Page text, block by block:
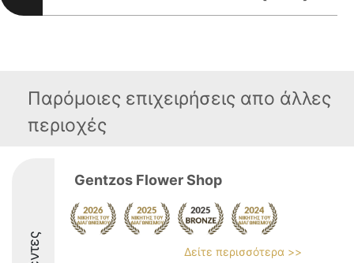
Παρόμοιες επιχειρήσεις απο άλλες
περιοχές
Gentzos Flower Shop
Δείτε περισσότερα >>